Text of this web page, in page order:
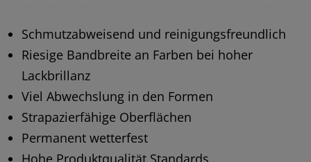
Schmutzabweisend und reinigungsfreundlich
Riesige Bandbreite an Farben bei hoher
Lackbrillanz
Viel Abwechslung in den Formen
Strapazierfähige Oberflächen
Permanent wetterfest